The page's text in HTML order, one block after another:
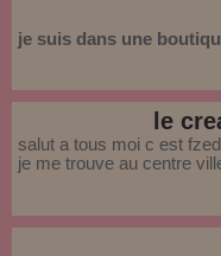
je suis dans une
le
salut a tous moi c est
je me trouve au centre